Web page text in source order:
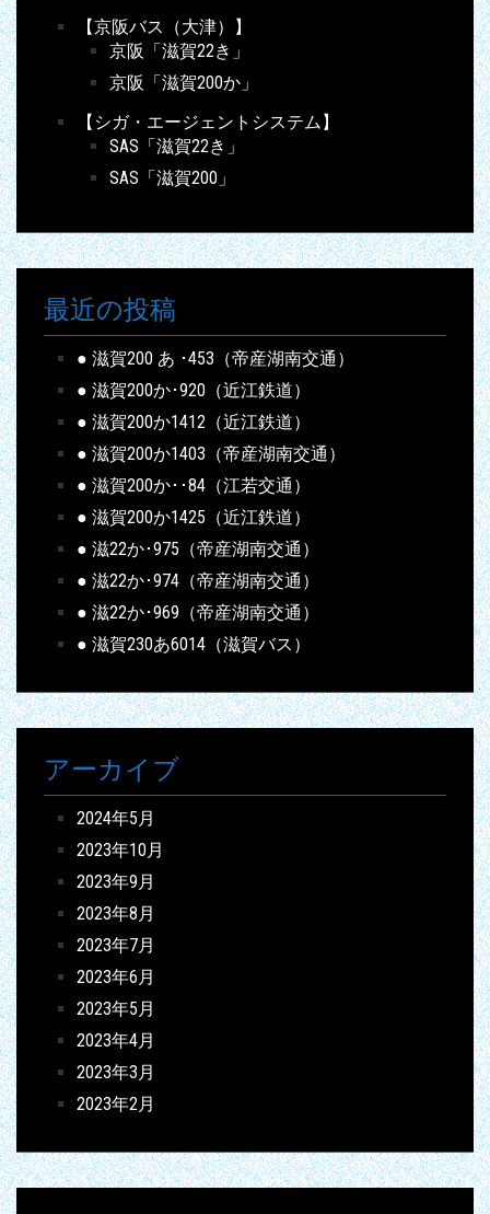
【京阪バス（大津）】
京阪「滋賀22き」
京阪「滋賀200か」
【シガ・エージェントシステム】
SAS「滋賀22き」
SAS「滋賀200」
最近の投稿
● 滋賀200 あ ･453（帝産湖南交通）
● 滋賀200か･920（近江鉄道）
● 滋賀200か1412（近江鉄道）
● 滋賀200か1403（帝産湖南交通）
● 滋賀200か･･84（江若交通）
● 滋賀200か1425（近江鉄道）
● 滋22か･975（帝産湖南交通）
● 滋22か･974（帝産湖南交通）
● 滋22か･969（帝産湖南交通）
● 滋賀230あ6014（滋賀バス）
アーカイブ
2024年5月
2023年10月
2023年9月
2023年8月
2023年7月
2023年6月
2023年5月
2023年4月
2023年3月
2023年2月